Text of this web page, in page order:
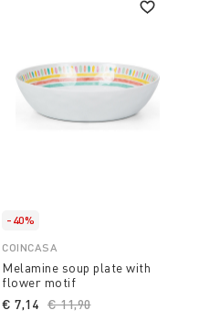
-40%
COINCASA
Melamine soup plate with
flower motif
Price reduced from
€ 11,90to
€ 7,14